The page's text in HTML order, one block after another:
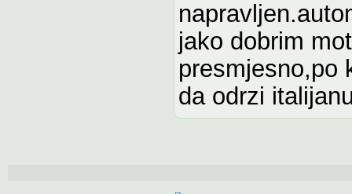
jako dobrim
presmjesno,po
da odrzi